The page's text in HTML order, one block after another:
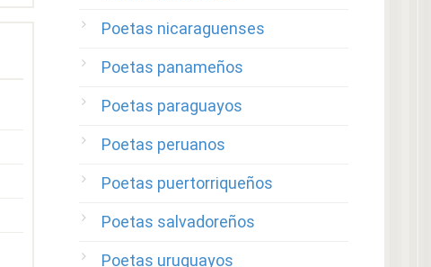
Poetas nicaraguenses
Poetas panameños
Poetas paraguayos
Poetas peruanos
Poetas puertorriqueños
Poetas salvadoreños
Poetas uruguayos